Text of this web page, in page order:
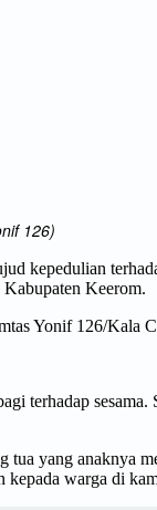
126)
kepedulian
Keerom.
Yonif 126/
terhadap sesama.
tua yang anaknya
kepada warga di